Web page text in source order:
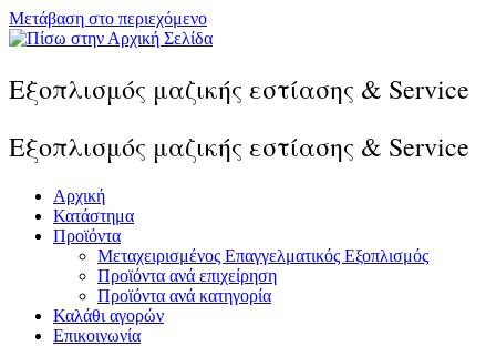
Μετάβαση στο περιεχόμενο
Εξοπλισμός μαζικής εστίασης & Service
Εξοπλισμός μαζικής εστίασης & Service
Αρχική
Κατάστημα
Προϊόντα
Μεταχειρισμένος Επαγγελματικός Εξοπλισμός
Προϊόντα ανά επιχείρηση
Προϊόντα ανά κατηγορία
Καλάθι αγορών
Επικοινωνία